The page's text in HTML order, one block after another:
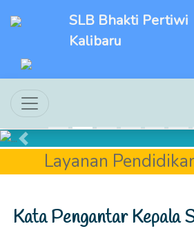
SLB Bhakti Pertiwi
Kalibaru
Previous
Layanan Pendidikan
Kata Pengantar Kepala